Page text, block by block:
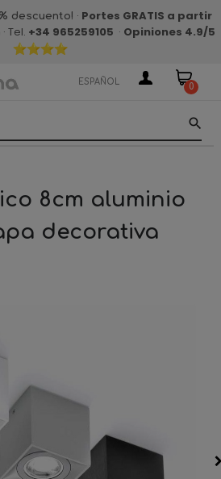
descuento! · Portes GRATIS a partir
· Tel. +34 965259105 · Opiniones 4.9/5
ESPAÑOL 0
search
8cm aluminio
decorativa